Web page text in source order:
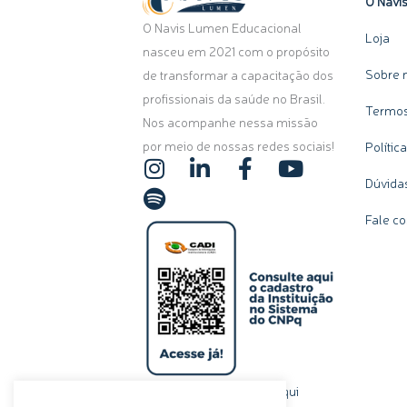
O Navis Lumen Educacional
nasceu em 2021 com o propósito
de transformar a capacitação dos
profissionais da saúde no Brasil.
Nos acompanhe nessa missão
por meio de nossas redes sociais!
I
n
s
g
r
a
m
L
n
k
e
d
i
n
-
i
F
a
o
o
k
Y
b
e
S
p
o
f
y
clique aqui
Loja
Sobre
Fale